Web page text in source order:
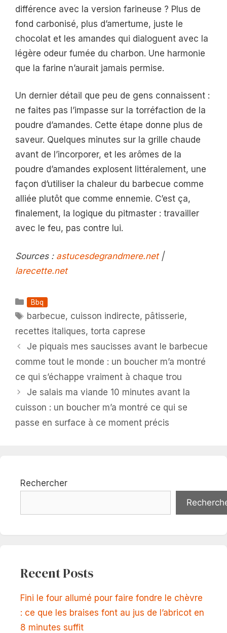
différence avec la version farineuse ? Plus de
fond carbonisé, plus d’amertume, juste le
chocolat et les amandes qui dialoguent avec la
légère odeur fumée du charbon. Une harmonie
que la farine n’aurait jamais permise.
Un dernier détail que peu de gens connaissent :
ne faites pas l’impasse sur la torréfaction de la
poudre d’amandes. Cette étape donne plus de
saveur. Quelques minutes sur la grille chaude
avant de l’incorporer, et les arômes de la
poudre d’amandes explosent littéralement, une
façon d’utiliser la chaleur du barbecue comme
alliée plutôt que comme ennemie. C’est ça,
finalement, la logique du pitmaster : travailler
avec le feu, pas contre lui.
Sources : astucesdegrandmere.net|
larecette.net
Catégories
Bbq
Étiquettes
barbecue, cuisson indirecte, pâtisserie,
recettes italiques, torta caprese
Je piquais mes saucisses avant le barbecue
comme tout le monde : un boucher m’a montré
ce qui s’échappe vraiment à chaque trou
Je salais ma viande 10 minutes avant la
cuisson : un boucher m’a montré ce qui se
passe en surface à ce moment précis
Rechercher
Recent Posts
Fini le four allumé pour faire fondre le chèvre
: ce que les braises font au jus de l’abricot en
8 minutes suffit